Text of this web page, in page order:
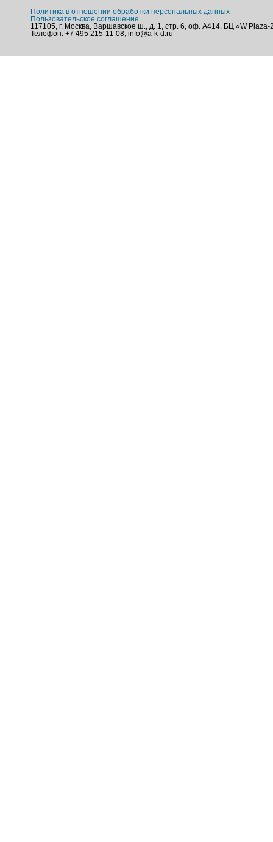
Политика в отношении обработки персональных данных
Пользовательское соглашение
117105, г. Москва, Варшавское ш., д. 1, стр. 6, оф. А414, БЦ «W Plaza-
Телефон: +7 495 215-11-08, info@a-k-d.ru